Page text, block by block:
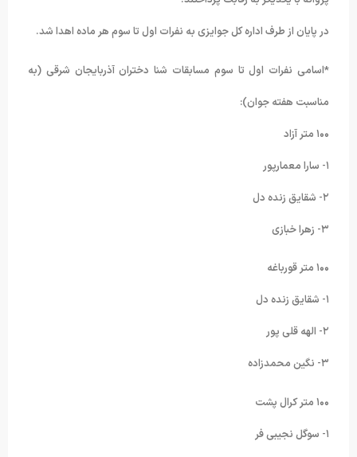
در پایان از طرف اداره کل جوایزی به نفرات اول تا سوم هر ماده اهدا شد.
*اسامی نفرات اول تا سوم مسابقات شنا دختران آذربایجان شرقی (به
مناسبت هفته جوان):
۱۰۰ متر آزاد
۲- شقایق زنده دل
۳- زهرا خبازی
۱۰۰ متر قورباغه
۲- الهه قلی پور
۳- نگین محمدزاده
۱۰۰ متر کرال پشت